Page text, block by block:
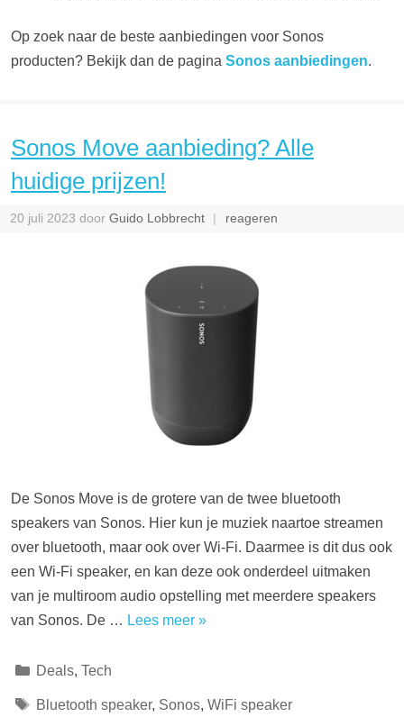
Op zoek naar de beste aanbiedingen voor Sonos
producten? Bekijk dan de pagina Sonos aanbiedingen.
Sonos Move aanbieding? Alle
huidige prijzen!
20 juli 2023 door Guido Lobbrecht reageren
De Sonos Move is de grotere van de twee bluetooth
speakers van Sonos. Hier kun je muziek naartoe streamen
over bluetooth, maar ook over Wi-Fi. Daarmee is dit dus ook
een Wi-Fi speaker, en kan deze ook onderdeel uitmaken
van je multiroom audio opstelling met meerdere speakers
van Sonos. De … Lees meer »
Categorieën
Deals, Tech
Tags
Bluetooth speaker, Sonos, WiFi speaker